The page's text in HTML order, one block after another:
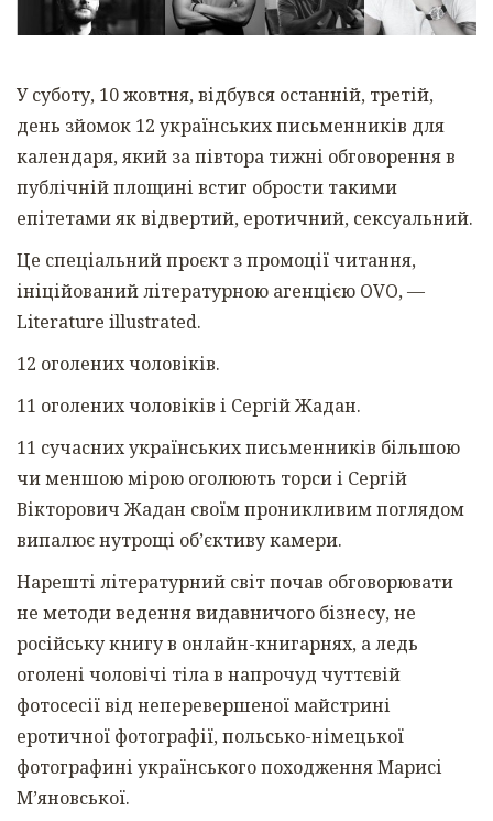
У суботу, 10 жовтня, відбувся останній, третій,
день зйомок 12 українських письменників для
календаря, який за півтора тижні обговорення в
публічній площині встиг обрости такими
епітетами як відвертий, еротичний, сексуальний.
Це спеціальний проєкт з промоції читання,
ініційований літературною агенцією OVO, —
Literature illustrated.
12 оголених чоловіків.
11 оголених чоловіків і Сергій Жадан.
11 сучасних українських письменників більшою
чи меншою мірою оголюють торси і Сергій
Вікторович Жадан своїм проникливим поглядом
випалює нутрощі об’єктиву камери.
Нарешті літературний світ почав обговорювати
не методи ведення видавничого бізнесу, не
російську книгу в онлайн-книгарнях, а ледь
оголені чоловічі тіла в напрочуд чуттєвій
фотосесії від неперевершеної майстрині
еротичної фотографії, польсько-німецької
фотографині українського походження Марисі
М’яновської.